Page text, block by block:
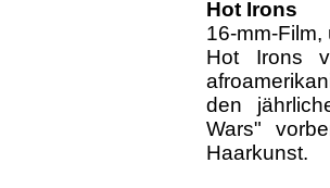
Hot Irons
16-mm-
Hot Irons
den
Wars"
Haarkunst.